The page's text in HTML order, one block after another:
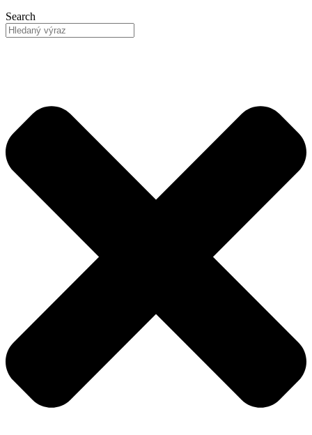
Search